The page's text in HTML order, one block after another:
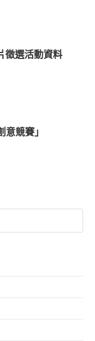
徵選活動資料
意競賽」